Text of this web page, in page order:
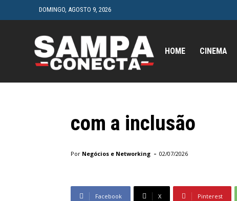
DOMINGO, AGOSTO 9, 2026
HOME CINEMA
Geral
Adriana de Araújo é
com a inclusão
Por Negócios e Networking - 02/07/2026
Facebook X Pinterest